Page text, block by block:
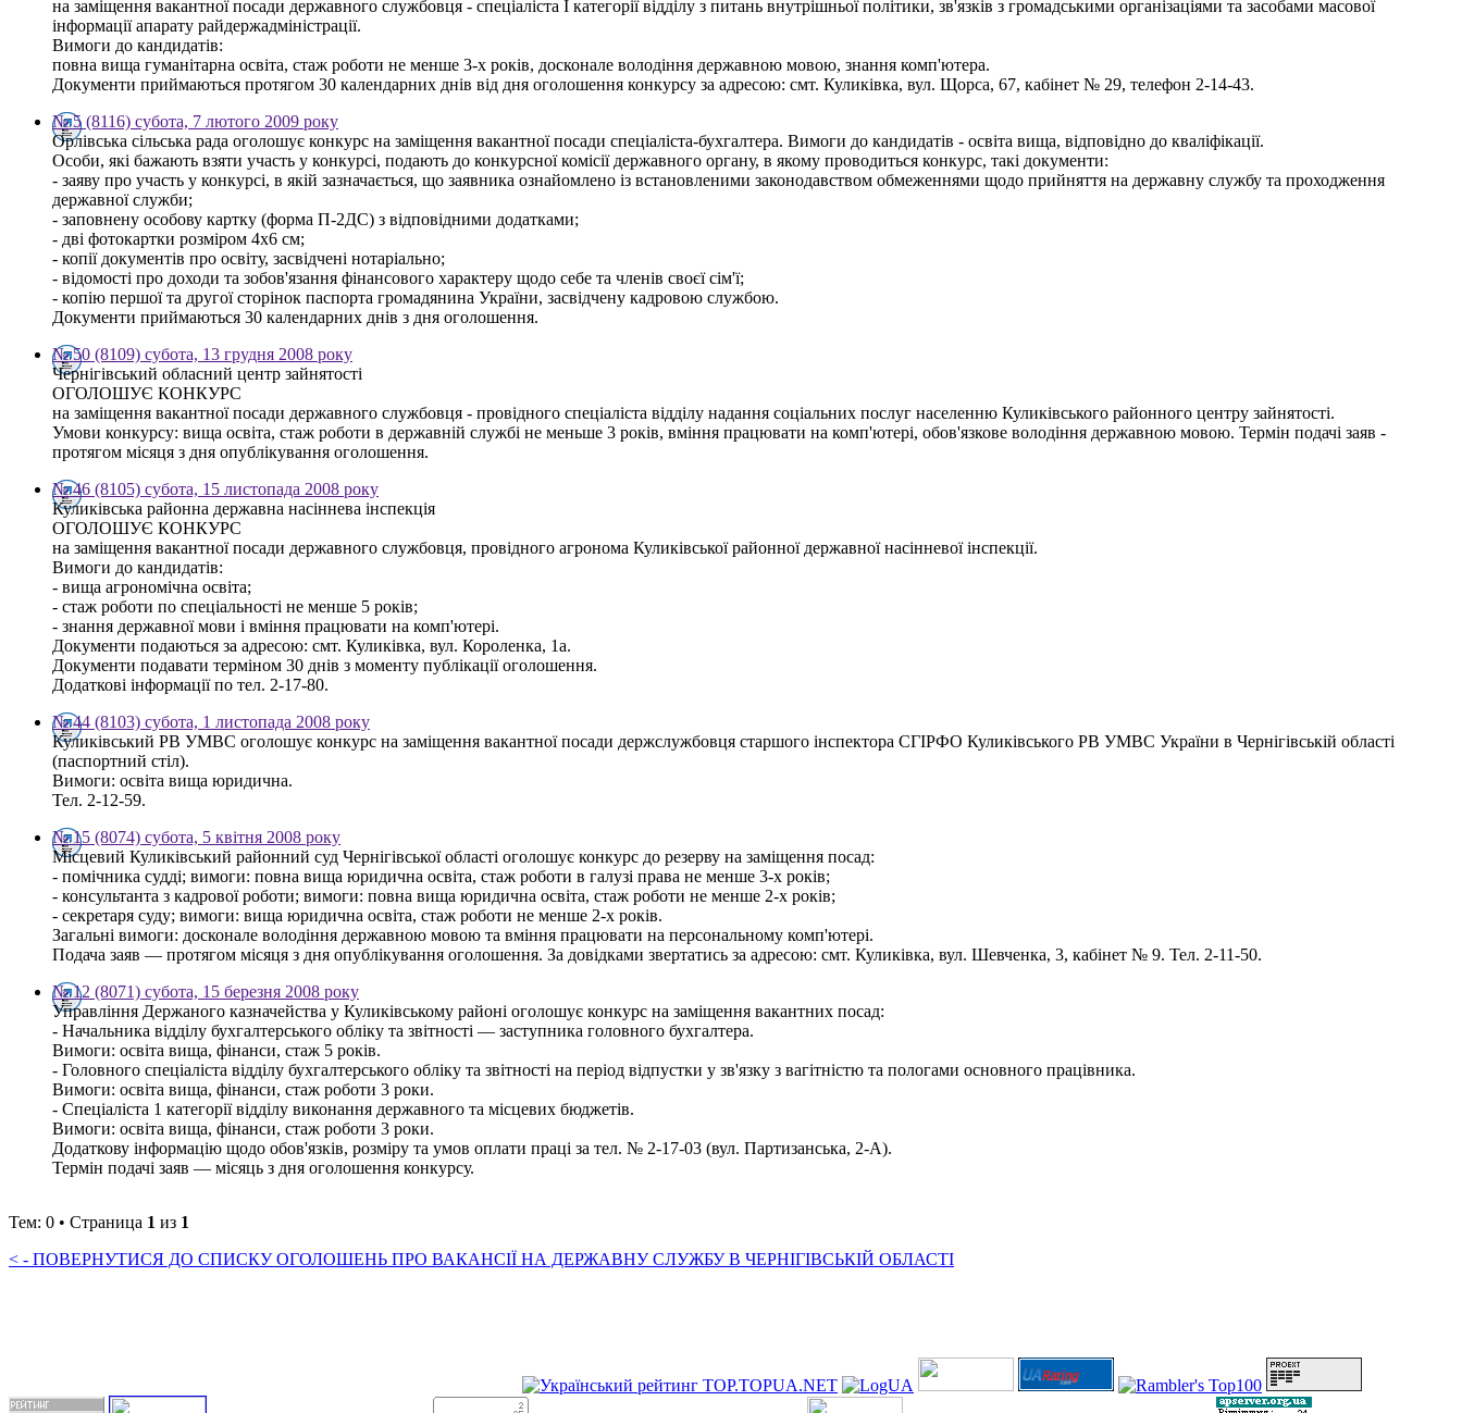
на заміщення вакантної посади державного службовця - спеціаліста І категорії відділу з питань внутрішньої політики, зв'язків з громадськими організаціями та засобами масової
інформації апарату райдержадміністрації.
Вимоги до кандидатів:
повна вища гуманітарна освіта, стаж роботи не менше 3-х років, досконале володіння державною мовою, знання комп'ютера.
Документи приймаються протягом 30 календарних днів від дня оголошення конкурсу за адресою: смт. Куликівка, вул. Щорса, 67, кабінет № 29, телефон 2-14-43.
№ 5 (8116) субота, 7 лютого 2009 року
Орлівська сільська рада оголошує конкурс на заміщення вакантної посади спеціаліста-бухгалтера. Вимоги до кандидатів - освіта вища, відповідно до кваліфікації.
Особи, які бажають взяти участь у конкурсі, подають до конкурсної комісії державного органу, в якому проводиться конкурс, такі документи:
- заяву про участь у конкурсі, в якій зазначається, що заявника ознайомлено із встановленими законодавством обмеженнями щодо прийняття на державну службу та проходження
державної служби;
- заповнену особову картку (форма П-2ДС) з відповідними додатками;
- дві фотокартки розміром 4х6 см;
- копії документів про освіту, засвідчені нотаріально;
- відомості про доходи та зобов'язання фінансового характеру щодо себе та членів своєї сім'ї;
- копію першої та другої сторінок паспорта громадянина України, засвідчену кадровою службою.
Документи приймаються 30 календарних днів з дня оголошення.
№ 50 (8109) субота, 13 грудня 2008 року
Чернігівський обласний центр зайнятості
ОГОЛОШУЄ КОНКУРС
на заміщення вакантної посади державного службовця - провідного спеціаліста відділу надання соціальних послуг населенню Куликівського районного центру зайнятості.
Умови конкурсу: вища освіта, стаж роботи в державній службі не меньше 3 років, вміння працювати на комп'ютері, обов'язкове володіння державною мовою. Термін подачі заяв -
протягом місяця з дня опублікування оголошення.
№ 46 (8105) субота, 15 листопада 2008 року
Куликівська районна державна насіннева інспекція
ОГОЛОШУЄ КОНКУРС
на заміщення вакантної посади державного службовця, провідного агронома Куликівської районної державної насінневої інспекції.
Вимоги до кандидатів:
- вища агрономічна освіта;
- стаж роботи по спеціальності не менше 5 років;
- знання державної мови і вміння працювати на комп'ютері.
Документи подаються за адресою: смт. Куликівка, вул. Короленка, 1а.
Документи подавати терміном 30 днів з моменту публікації оголошення.
Додаткові інформації по тел. 2-17-80.
№ 44 (8103) субота, 1 листопада 2008 року
Куликівський РВ УМВС оголошує конкурс на заміщення вакантної посади держслужбовця старшого інспектора СГІРФО Куликівського РВ УМВС України в Чернігівській області
(паспортний стіл).
Вимоги: освіта вища юридична.
Тел. 2-12-59.
№ 15 (8074) субота, 5 квітня 2008 року
Місцевий Куликівський районний суд Чернігівської області оголошує конкурс до резерву на заміщення посад:
- помічника судді; вимоги: повна вища юридична освіта, стаж роботи в галузі права не менше 3-х років;
- консультанта з кадрової роботи; вимоги: повна вища юридична освіта, стаж роботи не менше 2-х років;
- секретаря суду; вимоги: вища юридична освіта, стаж роботи не менше 2-х років.
Загальні вимоги: досконале володіння державною мовою та вміння працювати на персональному комп'ютері.
Подача заяв — протягом місяця з дня опублікування оголошення. За довідками звертатись за адресою: смт. Куликівка, вул. Шевченка, 3, кабінет № 9. Тел. 2-11-50.
№ 12 (8071) субота, 15 березня 2008 року
Управління Держаного казначейства у Куликівському районі оголошує конкурс на заміщення вакантних посад:
- Начальника відділу бухгалтерського обліку та звітності — заступника головного бухгалтера.
Вимоги: освіта вища, фінанси, стаж 5 років.
- Головного спеціаліста відділу бухгалтерського обліку та звітності на період відпустки у зв'язку з вагітністю та пологами основного працівника.
Вимоги: освіта вища, фінанси, стаж роботи 3 роки.
- Спеціаліста 1 категорії відділу виконання державного та місцевих бюджетів.
Вимоги: освіта вища, фінанси, стаж роботи 3 роки.
Додаткову інформацію щодо обов'язків, розміру та умов оплати праці за тел. № 2-17-03 (вул. Партизанська, 2-А).
Термін подачі заяв — місяць з дня оголошення конкурсу.
Тем: 0 • Страница 1 из 1
< - ПОВЕРНУТИСЯ ДО СПИСКУ ОГОЛОШЕНЬ ПРО ВАКАНСІЇ НА ДЕРЖАВНУ СЛУЖБУ В ЧЕРНІГІВСЬКІЙ ОБЛАСТІ